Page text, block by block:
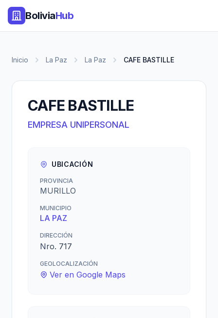
BoliviaHub
Inicio La Paz La Paz CAFE BASTILLE
CAFE BASTILLE
EMPRESA UNIPERSONAL
UBICACIÓN
PROVINCIA
MURILLO
MUNICIPIO
LA PAZ
DIRECCIÓN
Nro. 717
GEOLOCALIZACIÓN
Ver en Google Maps